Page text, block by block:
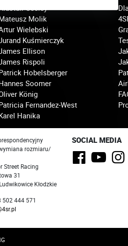
Seeley
Molik
Wielebski
Kuśmierczyk
Ellison
Rispoli
Hobelsberger
Soomer
König
Fernandez-West
Hanika
rozmiaru/
Street Racing
31
Kłodzkie
502 444 571
SOCIAL MEDIA